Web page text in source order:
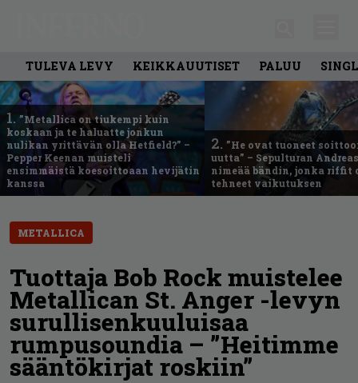
TULEVA LEVY KEIKKAUUTISET PALUU
1. ”Metallica on tiukempi kuin
koskaan ja te haluatte jonkun
nulikan yrittävän olla Hetfield?” –
Pepper Keenan muisteli
ensimmäistä koesoittoaan hevijätin
kanssa
2. ”He ovat tuoneet
uutta” – Sepulturan
nimeää bändin, jonka riffit
tehneet vaikutuksen
METALLICA
Tuottaja Bob Rock muistelee
Metallican St. Anger -levyn
surullisenkuuluisaa
rumpusoundia – ”Heitimme
sääntökirjat roskiin”